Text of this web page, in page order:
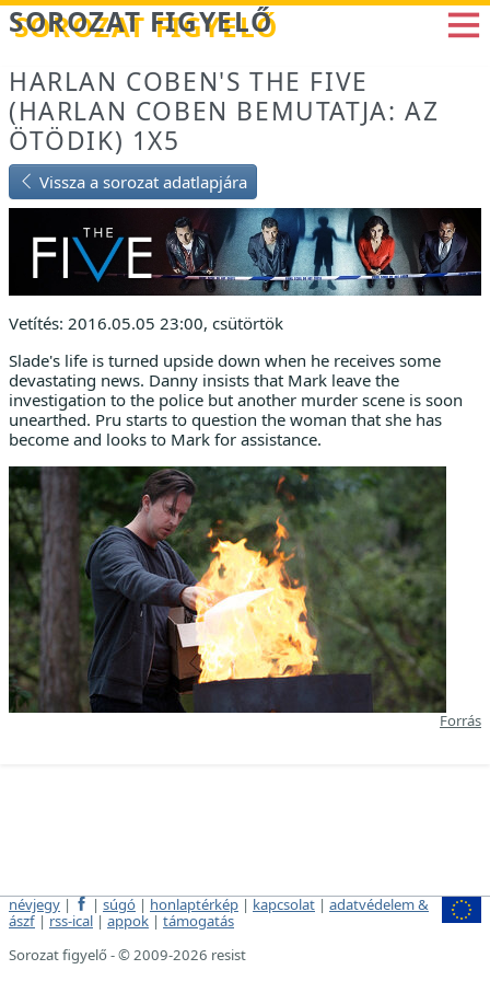
Betöltés...
SOROZAT FIGYELŐ
HARLAN COBEN'S THE FIVE
(HARLAN COBEN BEMUTATJA: AZ
ÖTÖDIK) 1X5
Vissza a sorozat adatlapjára
Vetítés: 2016.05.05 23:00, csütörtök
Slade's life is turned upside down when he receives some
devastating news. Danny insists that Mark leave the
investigation to the police but another murder scene is soon
unearthed. Pru starts to question the woman that she has
become and looks to Mark for assistance.
Forrás
névjegy | | súgó | honlaptérkép | kapcsolat | adatvédelem &
ászf | rss-ical | appok | támogatás
Sorozat figyelő - © 2009-2026 resist